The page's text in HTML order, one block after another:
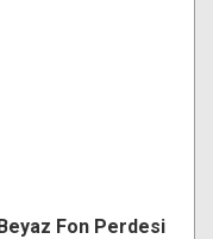
Fon Perdesi